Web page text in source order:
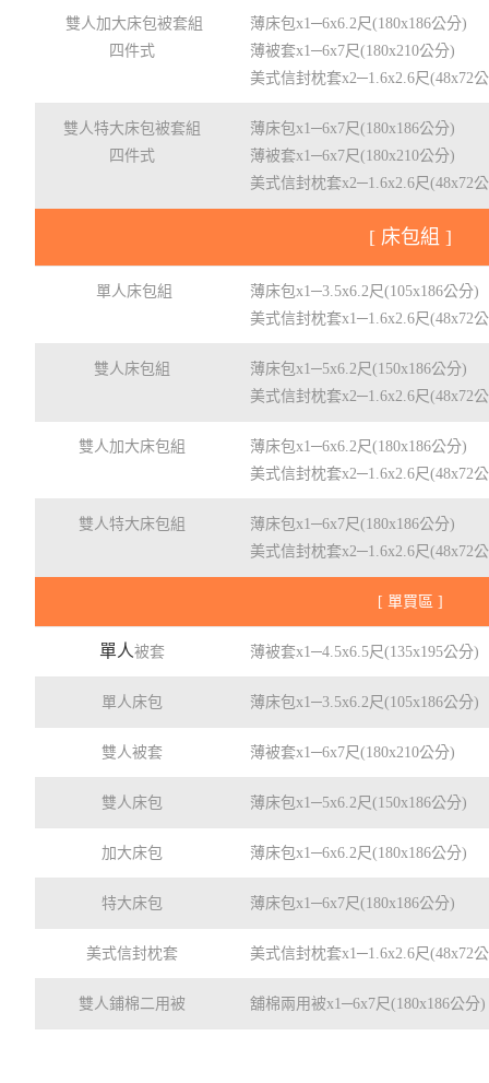
雙人加大床包被套組
四件式
薄床包x1─6x6.2尺(180x186公分)
薄被套x1─6x7尺(180x210公分)
美式信封枕套x2─1.6x2.6尺(48x72
雙人特大床包被套組
四件式
薄床包x1─6x7尺(180x186公分)
薄被套x1─6x7尺(180x210公分)
美式信封枕套x2─1.6x2.6尺(48x72
[ 床包組 ]
單人床包組
薄床包x1─3.5x6.2尺(105x186公分)
美式信封枕套x1─1.6x2.6尺(48x72
雙人床包組
薄床包x1─5x6.2尺(150x186公分)
美式信封枕套x2─1.6x2.6尺(48x72
雙人加大床包組
薄床包x1─6x6.2尺(180x186公分)
美式信封枕套x2─1.6x2.6尺(48x72
雙人特大床包組
薄床包x1─6x7尺(180x186公分)
美式信封枕套x2─1.6x2.6尺(48x72
[ 單買區 ]
單人被套 薄被套x1─4.5x6.5尺(135x195公分)
單人床包 薄床包x1─3.5x6.2尺(105x186公分)
雙人被套 薄被套x1─6x7尺(180x210公分)
雙人床包 薄床包x1─5x6.2尺(150x186公分)
加大床包 薄床包x1─6x6.2尺(180x186公分)
特大床包 薄床包x1─6x7尺(180x186公分)
美式信封枕套 美式信封枕套x1─1.6x2.6尺(48x72
雙人鋪棉二用被 舖棉兩用被x1─6x7尺(180x186公分)